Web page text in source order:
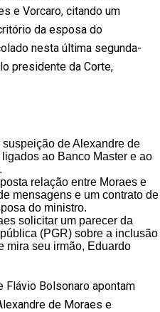
e Vorcaro, citando um
da esposa do
nesta última segunda-
presidente da Corte,
suspeição de Alexandre de
ao Banco Master e ao
relação entre Moraes e
mensagens e um contrato de
do ministro.
solicitar um parecer da
(PGR) sobre a inclusão
mira seu irmão, Eduardo
Flávio Bolsonaro apontam
de Moraes e